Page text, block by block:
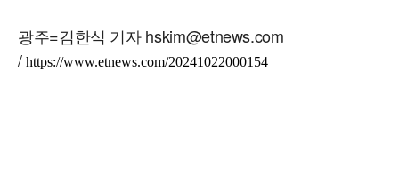
광주=김한식 기자 hskim@etnews.com
/https://www.etnews.com/20241022000154